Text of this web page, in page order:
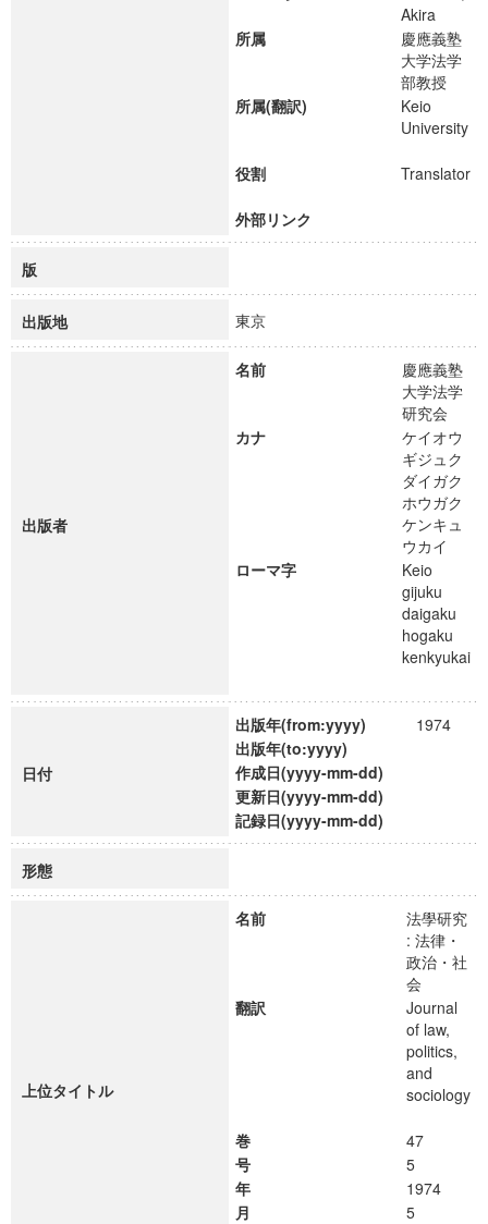
Akira
所属
慶應義塾
大学法学
部教授
所属(翻訳)
Keio
University
役割 Translator
外部リンク
版
出版地 東京
出版者
名前
慶應義塾
大学法学
研究会
カナ
ケイオウ
ギジュク
ダイガク
ホウガク
ケンキュ
ウカイ
ローマ字
Keio
gijuku
daigaku
hogaku
kenkyukai
日付
出版年(from:yyyy)
1974
出版年(to:yyyy)
作成日(yyyy-mm-dd)
更新日(yyyy-mm-dd)
記録日(yyyy-mm-dd)
形態
上位タイトル
名前
法學研究
: 法律・
政治・社
会
翻訳
Journal
of law,
politics,
and
sociology
巻
47
号
5
年
1974
月
5